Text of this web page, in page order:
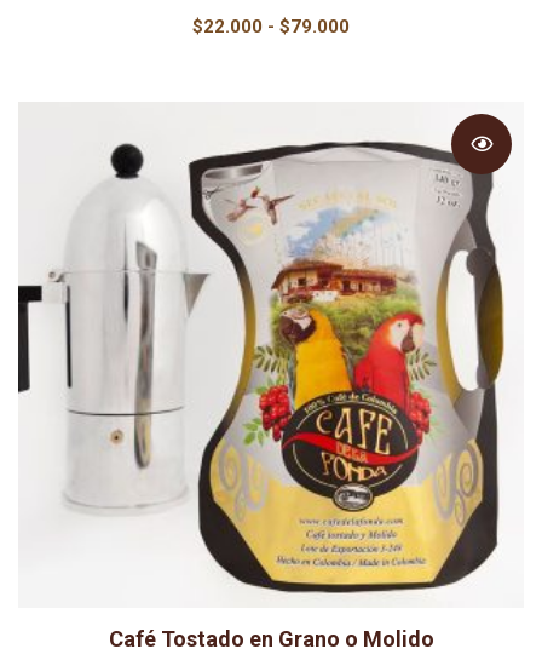
$22.000 - $79.000Rango
$22.000
$79.000
Café Tostado en Grano o Molido